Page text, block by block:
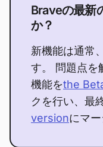
Braveの最新
か？
新機能は通常
す。 問題点を
機能をthe
クを行い、最
versionにマー